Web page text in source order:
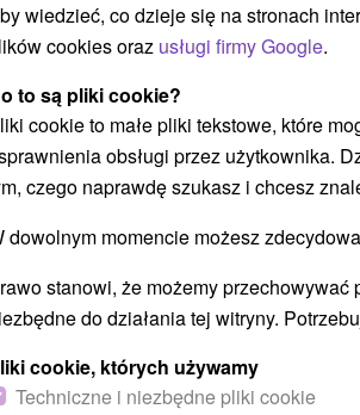
w Popradzie
wycieczki
- komfort,
przez cały rok.
Ciesz się
zabawy:
termalnych,
wiedzieć, co dzieje się na stronach
cookies oraz usługi firmy Google.
to są pliki cookie?
cookie to małe pliki tekstowe, które
obsługi przez użytkownika.
czego naprawdę szukasz i chcesz
dowolnym momencie możesz
stanowi, że możemy
do działania tej witryny.
cookie, których używamy
Techniczne i niezbędne pliki cookie